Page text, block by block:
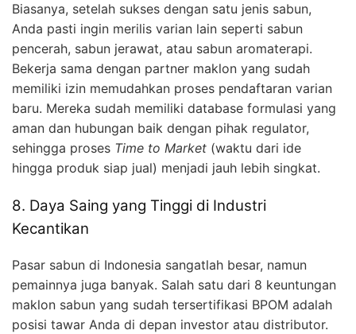
Biasanya, setelah sukses dengan satu jenis sabun,
Anda pasti ingin merilis varian lain seperti sabun
pencerah, sabun jerawat, atau sabun aromaterapi.
Bekerja sama dengan partner maklon yang sudah
memiliki izin memudahkan proses pendaftaran varian
baru. Mereka sudah memiliki database formulasi yang
aman dan hubungan baik dengan pihak regulator,
sehingga proses Time to Market (waktu dari ide
hingga produk siap jual) menjadi jauh lebih singkat.
8. Daya Saing yang Tinggi di Industri
Kecantikan
Pasar sabun di Indonesia sangatlah besar, namun
pemainnya juga banyak. Salah satu dari 8 keuntungan
maklon sabun yang sudah tersertifikasi BPOM adalah
posisi tawar Anda di depan investor atau distributor.